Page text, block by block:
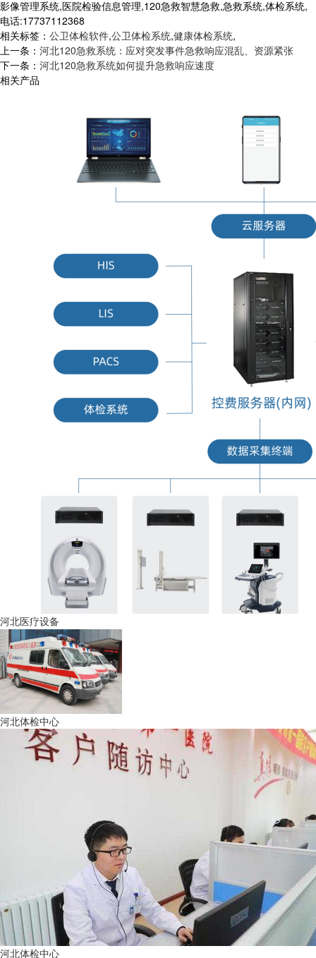
影像管理系统,医院检验信息管理,120急救智慧急救,急救系统,体检系统,
电话:17737112368
相关标签： 公卫体检软件,公卫体检系统,健康体检系统,
上一条： 河北120急救系统：应对突发事件急救响应混乱、资源紧张
下一条： 河北120急救系统如何提升急救响应速度
相关产品
河北医疗设备
河北体检中心
河北体检中心